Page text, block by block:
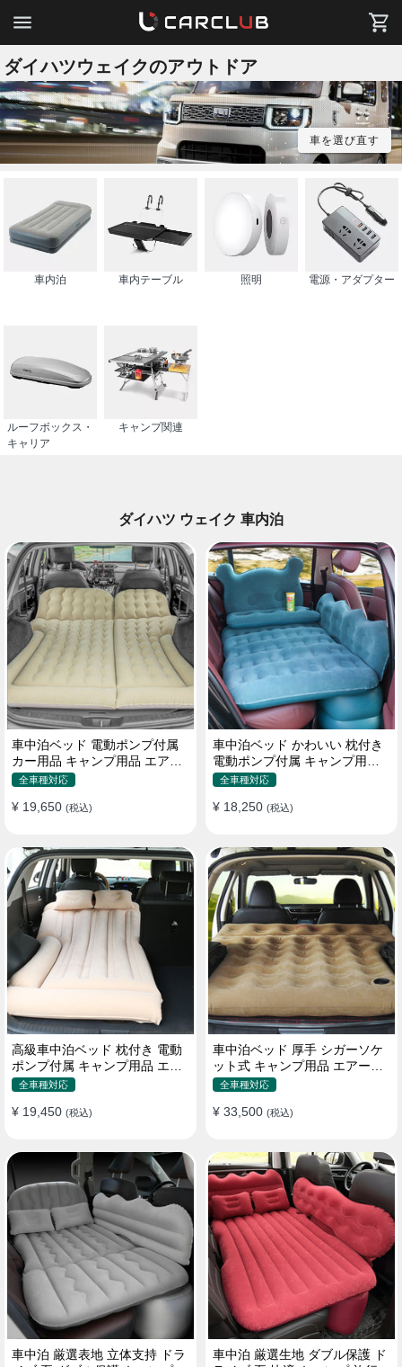
ダイハツウェイクのアウトドア
車を選び直す
車内泊 車内テーブル 照明 電源・アダプター
ルーフボックス・
キャリア
キャンプ関連
ダイハツ ウェイク 車内泊
車中泊ベッド 電動ポンプ付属
カー用品 キャンプ用品 エアー
ベッド SUV車 普通車適用
全車種対応
¥ 19,650 (税込)
車中泊ベッド かわいい 枕付き
電動ポンプ付属 キャンプ用品
全車種対応
¥ 18,250 (税込)
高級車中泊ベッド 枕付き 電動
ポンプ付属 キャンプ用品 エア
ーベッド 普通車 SUV
全車種対応
¥ 19,450 (税込)
車中泊ベッド 厚手 シガーソケ
ット式 キャンプ用品 エアーベ
ッド 収納袋付き 普通車 SUV適
全車種対応
¥ 33,500 (税込)
車中泊 厳選表地 立体支持 ドラ
車中泊 厳選生地 ダブル保護 ド